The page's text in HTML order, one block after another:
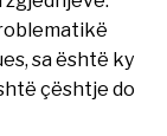
sa është ky
çështje do